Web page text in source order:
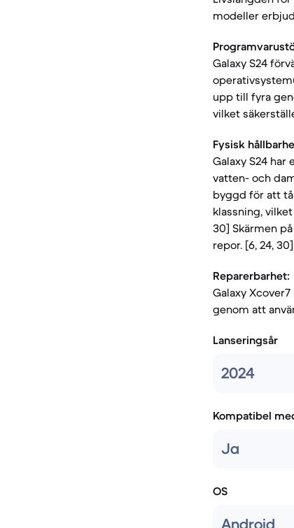
modeller
Galaxy S24
upp till fyra
vilket
Fysisk
Galaxy S24
vatten- och
byggd för att
klassning,
30] Skärmen
repor. [6, 24, 30]
Reparerbarhet:
Galaxy
genom att
Lanseringsår
2024
Kompatibel
Ja
OS
Android